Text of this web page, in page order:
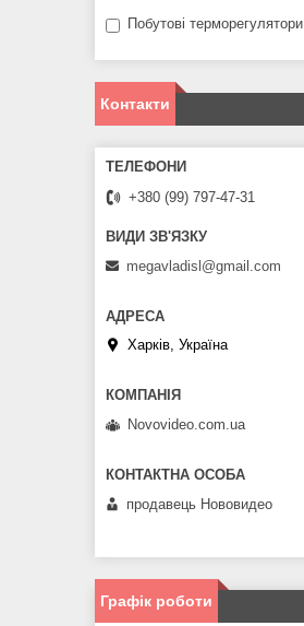
Побутові терморегулятори
Контакти
+380 (99) 797-47-31
megavladisl@gmail.com
Харків, Україна
Novovideo.com.ua
продавець Нововидео
Графік роботи